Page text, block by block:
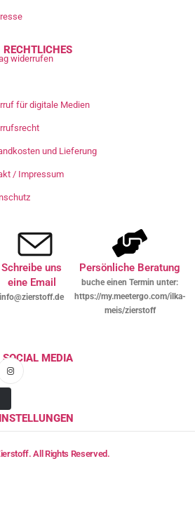
RECHTLICHES
widerrufen
für digitale Medien
und Lieferung
/ Impressum
Schreibe uns
eine Email
info@zierstoff.de
Persönliche Beratung
buche einen Termin unter:
https://my.meetergo.com/ilka-
meis/zierstoff
SOCIAL MEDIA
All Rights Reserved.